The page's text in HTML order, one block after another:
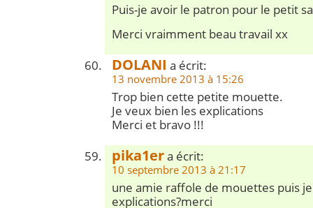
Puis-je avoir le patron pour le petit
Merci vraimment beau travail xx
DOLANI a écrit:
13 novembre 2013 à 15:26
Trop bien cette petite mouette.
Je veux bien les explications
Merci et bravo !!!
pika1era écrit:
10 septembre 2013 à 21:17
une amie raffole de mouettes puis
explications?merci